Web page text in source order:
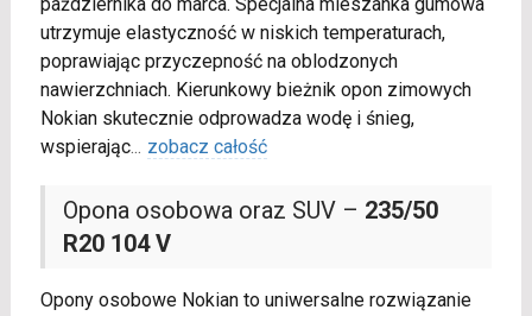
utrzymuje elastyczność w niskich temperaturach,
poprawiając przyczepność na oblodzonych
nawierzchniach. Kierunkowy bieżnik opon zimowych
Nokian skutecznie odprowadza wodę i śnieg,
wspierając... zobacz całość
Opona osobowa oraz SUV – 235/50
R20 104 V
Opony osobowe Nokian to uniwersalne rozwiązanie